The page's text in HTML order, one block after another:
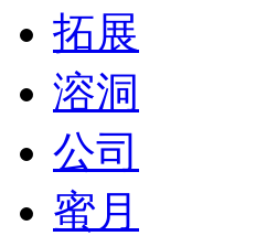
拓展
溶洞
公司
蜜月